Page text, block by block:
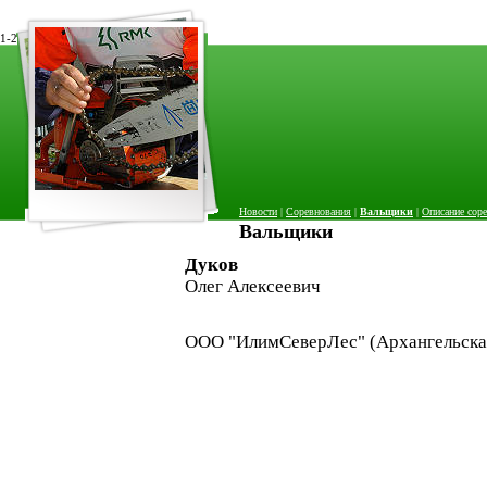
1-2
Новости | Соревнования | Вальщики | Описание
Вальщики
Дуков
Олег Алексеевич
ООО "ИлимСеверЛес"